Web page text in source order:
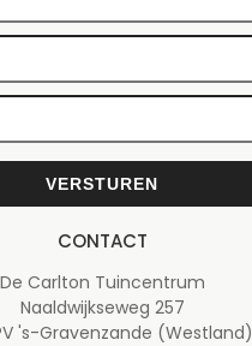
CONTACT
De Carlton Tuincentrum
Naaldwijkseweg 257
's-Gravenzande (Westland)